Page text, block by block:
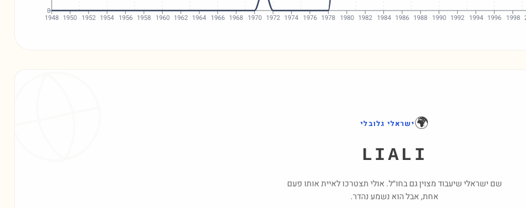
1948 1950 1952 1954 1956 1958 1960 1962 1964 1966 1968 1970 1972 1974 1976 1978 1980 1982 1984 1986 1988 1990 1992 1994 1996 1998
0
🌍ישראלי גלובלי
LIALI
שם ישראלי שיעבוד מצוין גם בחו״ל. אולי תצטרכו לאיית אותו פעם
אחת, אבל הוא נשמע נהדר.